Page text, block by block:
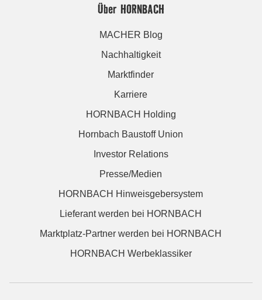
Über HORNBACH
MACHER Blog
Nachhaltigkeit
Marktfinder
Karriere
HORNBACH Holding
Hornbach Baustoff Union
Investor Relations
Presse/Medien
HORNBACH Hinweisgebersystem
Lieferant werden bei HORNBACH
Marktplatz-Partner werden bei HORNBACH
HORNBACH Werbeklassiker